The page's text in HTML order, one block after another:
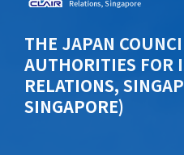
THE JAPAN
AUTHORITIES FOR
RELATIONS,
SINGAPORE)